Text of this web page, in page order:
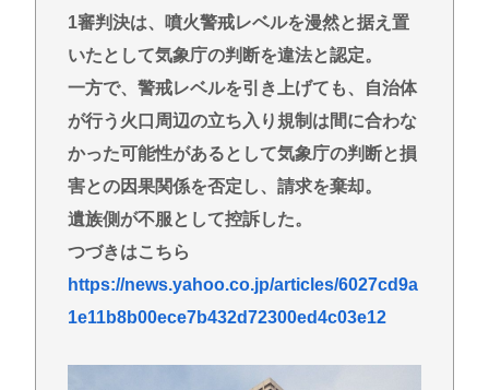
Powered by livedoor 相互RSS
1審判決は、噴火警戒レベルを漫然と据え置
いたとして気象庁の判断を違法と認定。
一方で、警戒レベルを引き上げても、自治体
が行う火口周辺の立ち入り規制は間に合わな
かった可能性があるとして気象庁の判断と損
害との因果関係を否定し、請求を棄却。
遺族側が不服として控訴した。
つづきはこちら
https://news.yahoo.co.jp/articles/6027cd9a
1e11b8b00ece7b432d72300ed4c03e12